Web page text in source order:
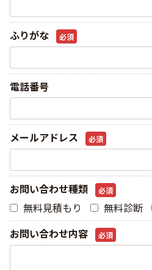
ふりがな 必須
電話番号
メールアドレス 必須
お問い合わせ種類 必須
無料見積もり 無料診断
お問い合わせ内容
必須